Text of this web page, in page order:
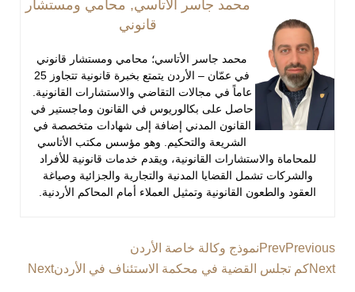
محمد جاسر الأتاسي, محامي ومستشار
قانوني
محمد جاسر الأتاسي؛ محامي ومستشار قانوني
في عمّان – الأردن يتمتع بخبرة قانونية تتجاوز 25
عاماً في مجالات التقاضي والاستشارات القانونية.
حاصل على بكالوريوس في القانون وماجستير في
القانون المدني إضافة إلى شهادات متخصصة في
الشريعة والتحكيم. وهو مؤسس مكتب الأتاسي
للمحاماة والاستشارات القانونية، ويقدم خدمات قانونية للأفراد
والشركات تشمل القضايا المدنية والتجارية والجزائية وصياغة
العقود والطعون القانونية وتمثيل العملاء أمام المحاكم الأردنية.
PrevPrevious
نموذج وكالة خاصة الأردن
Nextكم تجلس القضية في محكمة الاستئناف في الأردنNext